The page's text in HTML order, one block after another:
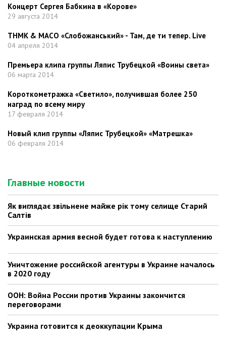
Концерт Сергея Бабкина в «Корове»
29 августа 2014
ТНМК & МАСО «Слобожанський» - Там, де ти тепер. Live
04 апреля 2014
Премьера клипа группы Ляпис Трубецкой «Воины света»
06 марта 2014
Короткометражка «Светило», получившая более 250
наград по всему миру
17 февраля 2014
Новый клип группы «Ляпис Трубецкой» «Матрешка»
06 февраля 2014
Главные новости
Як виглядає звільнене майже рік тому селище Старий
Салтів
Украинская армия весной будет готова к наступлению
Уничтожение российской агентуры в Украине началось
в 2020 году
ООН: Война России против Украины закончится
переговорами
Украина готовится к деоккупации Крыма